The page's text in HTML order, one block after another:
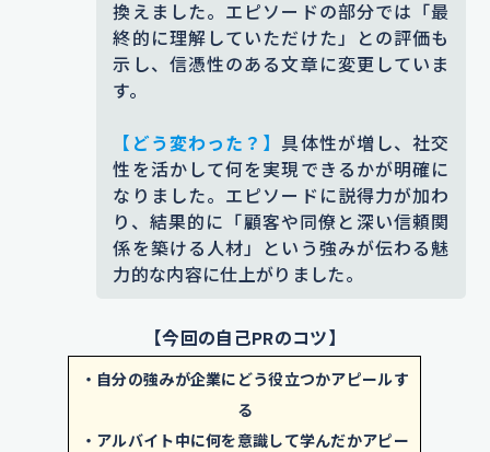
添削コメント｜エピソード部分では「アルバイト
をしていた」という事実だけでなく、何を学んだ
た」という表現で主体性を示しました。
【エピソード詳細】ある日、お客様
から「注文が遅い」という指摘を受
けました。最初はどうしていいかわ
からず戸惑いましたが、相手の話を
ました。とのお叱りを受けました
が、冷静にお話を伺い、相手の目を
見ながら丁寧に謝罪と説明を行うこ
換えました。エピソードの部分では「最
終的に理解していただけた」との評価も
示し、信憑性のある文章に変更していま
す。
【どう変わった？】 具体性が増し、社交
性を活かして何を実現できるかが明確に
なりました。エピソードに説得力が加わ
り、結果的に「顧客や同僚と深い信頼関
係を築ける人材」という強みが伝わる魅
力的な内容に仕上がりました。
【今回の自己PRのコツ】
・自分の強みが企業にどう役立つかアピールす
る
・アルバイト中に何を意識して学んだかアピー